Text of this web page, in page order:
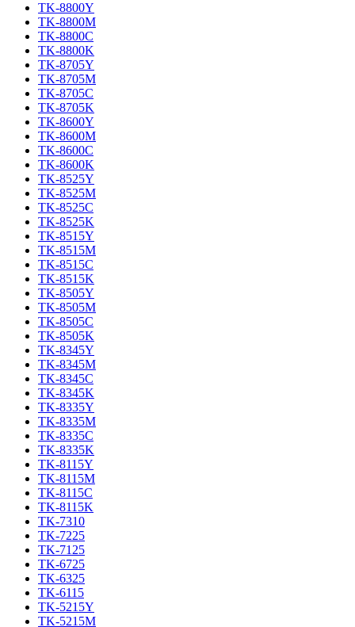
TK-8800Y
TK-8800M
TK-8800C
TK-8800K
TK-8705Y
TK-8705M
TK-8705C
TK-8705K
TK-8600Y
TK-8600M
TK-8600C
TK-8600K
TK-8525Y
TK-8525M
TK-8525C
TK-8525K
TK-8515Y
TK-8515M
TK-8515C
TK-8515K
TK-8505Y
TK-8505M
TK-8505C
TK-8505K
TK-8345Y
TK-8345M
TK-8345C
TK-8345K
TK-8335Y
TK-8335M
TK-8335C
TK-8335K
TK-8115Y
TK-8115M
TK-8115C
TK-8115K
TK-7310
TK-7225
TK-7125
TK-6725
TK-6325
TK-6115
TK-5215Y
TK-5215M